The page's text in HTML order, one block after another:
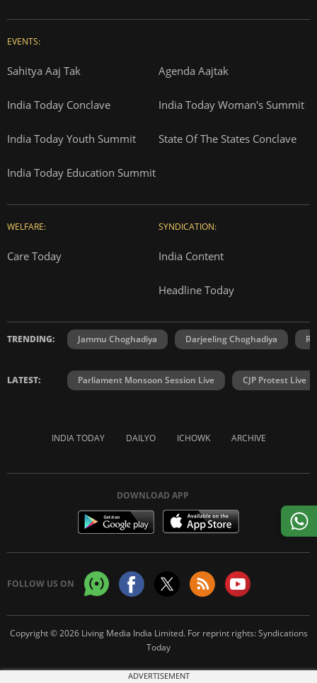
EVENTS:
Sahitya Aaj Tak Agenda Aajtak
India Today Conclave India Today Woman's Summit
India Today Youth Summit State Of The States Conclave
India Today Education Summit
WELFARE:
Care Today
SYNDICATION:
India Content
Headline Today
TRENDING: Jammu Choghadiya Darjeeling Choghadiya
LATEST: Parliament Monsoon Session Live CJP Protest Live
INDIA TODAY DAILYO ICHOWK ARCHIVE
DOWNLOAD APP
FOLLOW US ON
Copyright © 2026 Living Media India Limited. For reprint rights:Syndications
Today
ADVERTISEMENT